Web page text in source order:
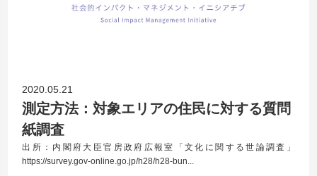
2020.05.21
測定方法：対象エリアの住民に対する質問
紙調査
出所：内閣府大臣官房政府広報室「文化に関する世論調査」
https://survey.gov-online.go.jp/h28/h28-bun...